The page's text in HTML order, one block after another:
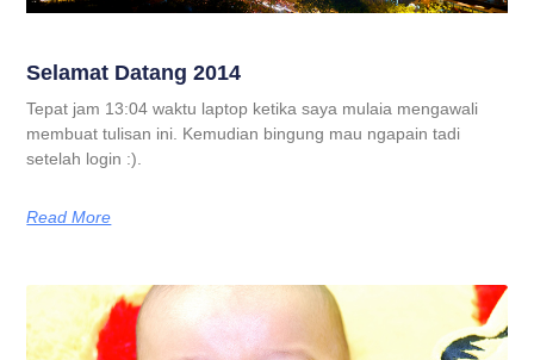
Selamat Datang 2014
Tepat jam 13:04 waktu laptop ketika saya mulaia mengawali
membuat tulisan ini. Kemudian bingung mau ngapain tadi
setelah login :).
Read More